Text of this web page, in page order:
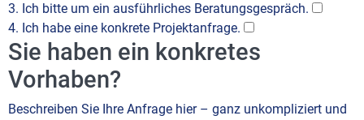
3. Ich bitte um ein ausführliches Beratungsgespräch.
4. Ich habe eine konkrete Projektanfrage.
Sie haben ein konkretes
Vorhaben?
Beschreiben Sie Ihre Anfrage hier – ganz unkompliziert und